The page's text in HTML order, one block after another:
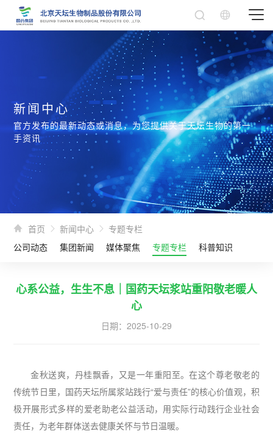
新闻中心
官方发布的最新动态或消息，为您提供关于天坛生物的第一
手资讯
首页 新闻中心
专题专栏
公司动态
集团新闻 媒体聚焦 专题专栏 科普知识
心系公益，生生不息｜国药天坛浆站重阳敬老暖人
心
日期： 2025-10-29
金秋送爽，丹桂飘香，又是一年重阳至。在这个尊老敬老的
传统节日里，国药天坛所属浆站践行“爱与责任”的核心价值观，积
极开展形式多样的爱老助老公益活动，用实际行动践行企业社会
责任，为老年群体送去健康关怀与节日温暖。